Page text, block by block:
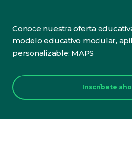
Conoce nuestra oferta
modelo educativo modular,
personalizable: MAPS
Inscríbete